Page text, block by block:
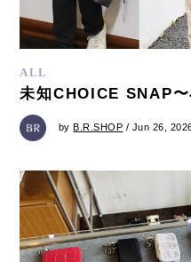
ALL
未知CHOICE SNAP
byB.R.SHOP / Jun 26,